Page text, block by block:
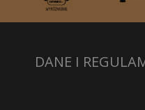
DANE I